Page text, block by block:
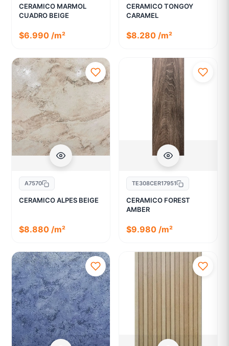
CERAMICO MARMOL
CUADRO BEIGE
$6.990 /m²
CERAMICO TONGOY
CARAMEL
$8.280 /m²
A7570
CERAMICO ALPES BEIGE
$8.880 /m²
TE308CER17951
CERAMICO FOREST
AMBER
$9.980 /m²